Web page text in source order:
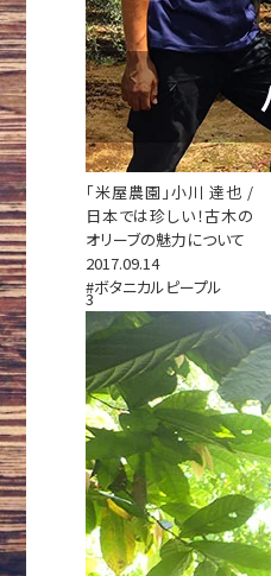
「米屋農園」小川 達也 /
日本では珍しい！古木の
オリーブの魅力について
2017.09.14
#ボタニカルピープル
3